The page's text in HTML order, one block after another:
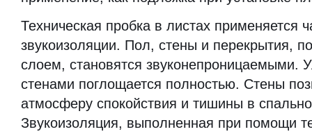
Техническая пробка в листах применяется
звукоизоляции. Пол, стены и перекрытия,
слоем, становятся звуконепроницаемыми.
стенами поглощается полностью. Стены
атмосферу спокойствия и тишины в
Звукоизоляция, выполненная при помощи